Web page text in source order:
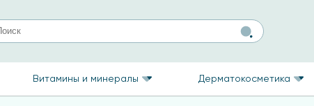
Витамины и минералы Дерматокосметика